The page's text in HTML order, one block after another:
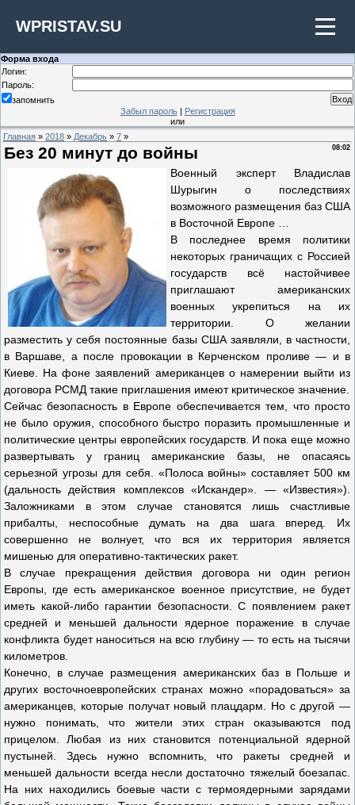
WPRISTAV.SU
Форма входа
Логин:
Пароль:
запомнить
Забыл пароль| Регистрация
или
Главная » 2018 » Декабрь » 7 »
08:02
Без 20 минут до войны
Военный эксперт Владислав
Шурыгин о последствиях
возможного размещения баз США
в Восточной Европе …
В последнее время политики
некоторых граничащих с Россией
государств всё настойчивее
приглашают американских
военных укрепиться на их
территории. О желании
разместить у себя постоянные базы США заявляли, в частности,
в Варшаве, а после провокации в Керченском проливе — и в
Киеве. На фоне заявлений американцев о намерении выйти из
договора РСМД такие приглашения имеют критическое значение.
Сейчас безопасность в Европе обеспечивается тем, что просто
не было оружия, способного быстро поразить промышленные и
политические центры европейских государств. И пока еще можно
развертывать у границ американские базы, не опасаясь
серьезной угрозы для себя. «Полоса войны» составляет 500 км
(дальность действия комплексов «Искандер». — «Известия»).
Заложниками в этом случае становятся лишь счастливые
прибалты, неспособные думать на два шага вперед. Их
совершенно не волнует, что вся их территория является
мишенью для оперативно-тактических ракет.
В случае прекращения действия договора ни один регион
Европы, где есть американское военное присутствие, не будет
иметь какой-либо гарантии безопасности. С появлением ракет
средней и меньшей дальности ядерное поражение в случае
конфликта будет наноситься на всю глубину — то есть на тысячи
километров.
Конечно, в случае размещения американских баз в Польше и
других восточноевропейских странах можно «порадоваться» за
американцев, которые получат новый плацдарм. Но с другой —
нужно понимать, что жители этих стран оказываются под
прицелом. Любая из них становится потенциальной ядерной
пустыней. Здесь нужно вспомнить, что ракеты средней и
меньшей дальности всегда несли достаточно тяжелый боезапас.
На них находились боевые части с термоядерными зарядами